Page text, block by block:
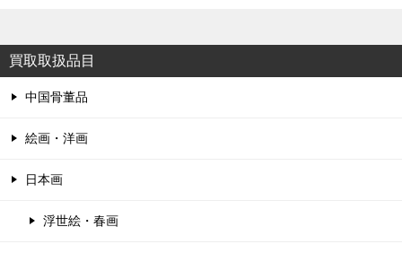
買取取扱品目
中国骨董品
絵画・洋画
日本画
浮世絵・春画